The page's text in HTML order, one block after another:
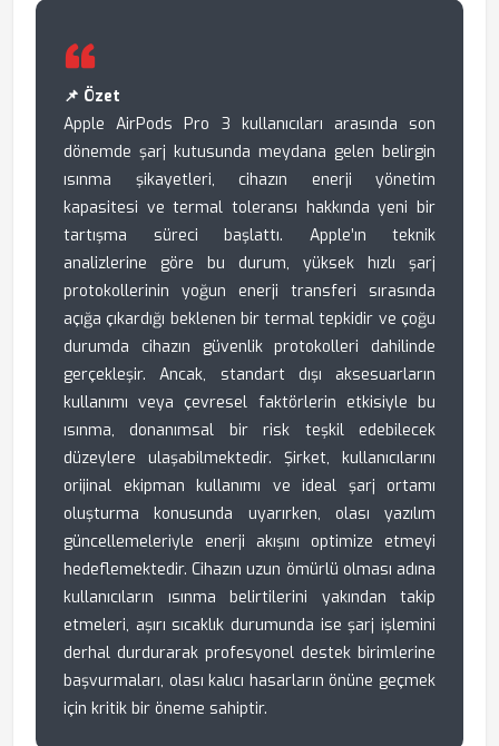
📌 Özet
Apple AirPods Pro 3 kullanıcıları arasında son
dönemde şarj kutusunda meydana gelen belirgin
ısınma şikayetleri, cihazın enerji yönetim
kapasitesi ve termal toleransı hakkında yeni bir
tartışma süreci başlattı. Apple’ın teknik
analizlerine göre bu durum, yüksek hızlı şarj
protokollerinin yoğun enerji transferi sırasında
açığa çıkardığı beklenen bir termal tepkidir ve çoğu
durumda cihazın güvenlik protokolleri dahilinde
gerçekleşir. Ancak, standart dışı aksesuarların
kullanımı veya çevresel faktörlerin etkisiyle bu
ısınma, donanımsal bir risk teşkil edebilecek
düzeylere ulaşabilmektedir. Şirket, kullanıcılarını
orijinal ekipman kullanımı ve ideal şarj ortamı
oluşturma konusunda uyarırken, olası yazılım
güncellemeleriyle enerji akışını optimize etmeyi
hedeflemektedir. Cihazın uzun ömürlü olması adına
kullanıcıların ısınma belirtilerini yakından takip
etmeleri, aşırı sıcaklık durumunda ise şarj işlemini
derhal durdurarak profesyonel destek birimlerine
başvurmaları, olası kalıcı hasarların önüne geçmek
için kritik bir öneme sahiptir.